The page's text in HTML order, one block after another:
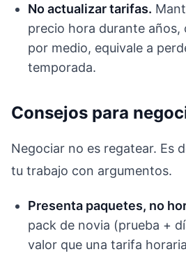
No actualizar tarifas.
precio hora durante años,
por medio, equivale a
temporada.
Consejos para
Negociar no es regatear. Es
tu trabajo con argumentos.
Presenta paquetes, no
pack de novia (prueba +
valor que una tarifa